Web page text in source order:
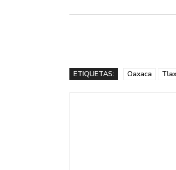
ETIQUETAS: Oaxaca